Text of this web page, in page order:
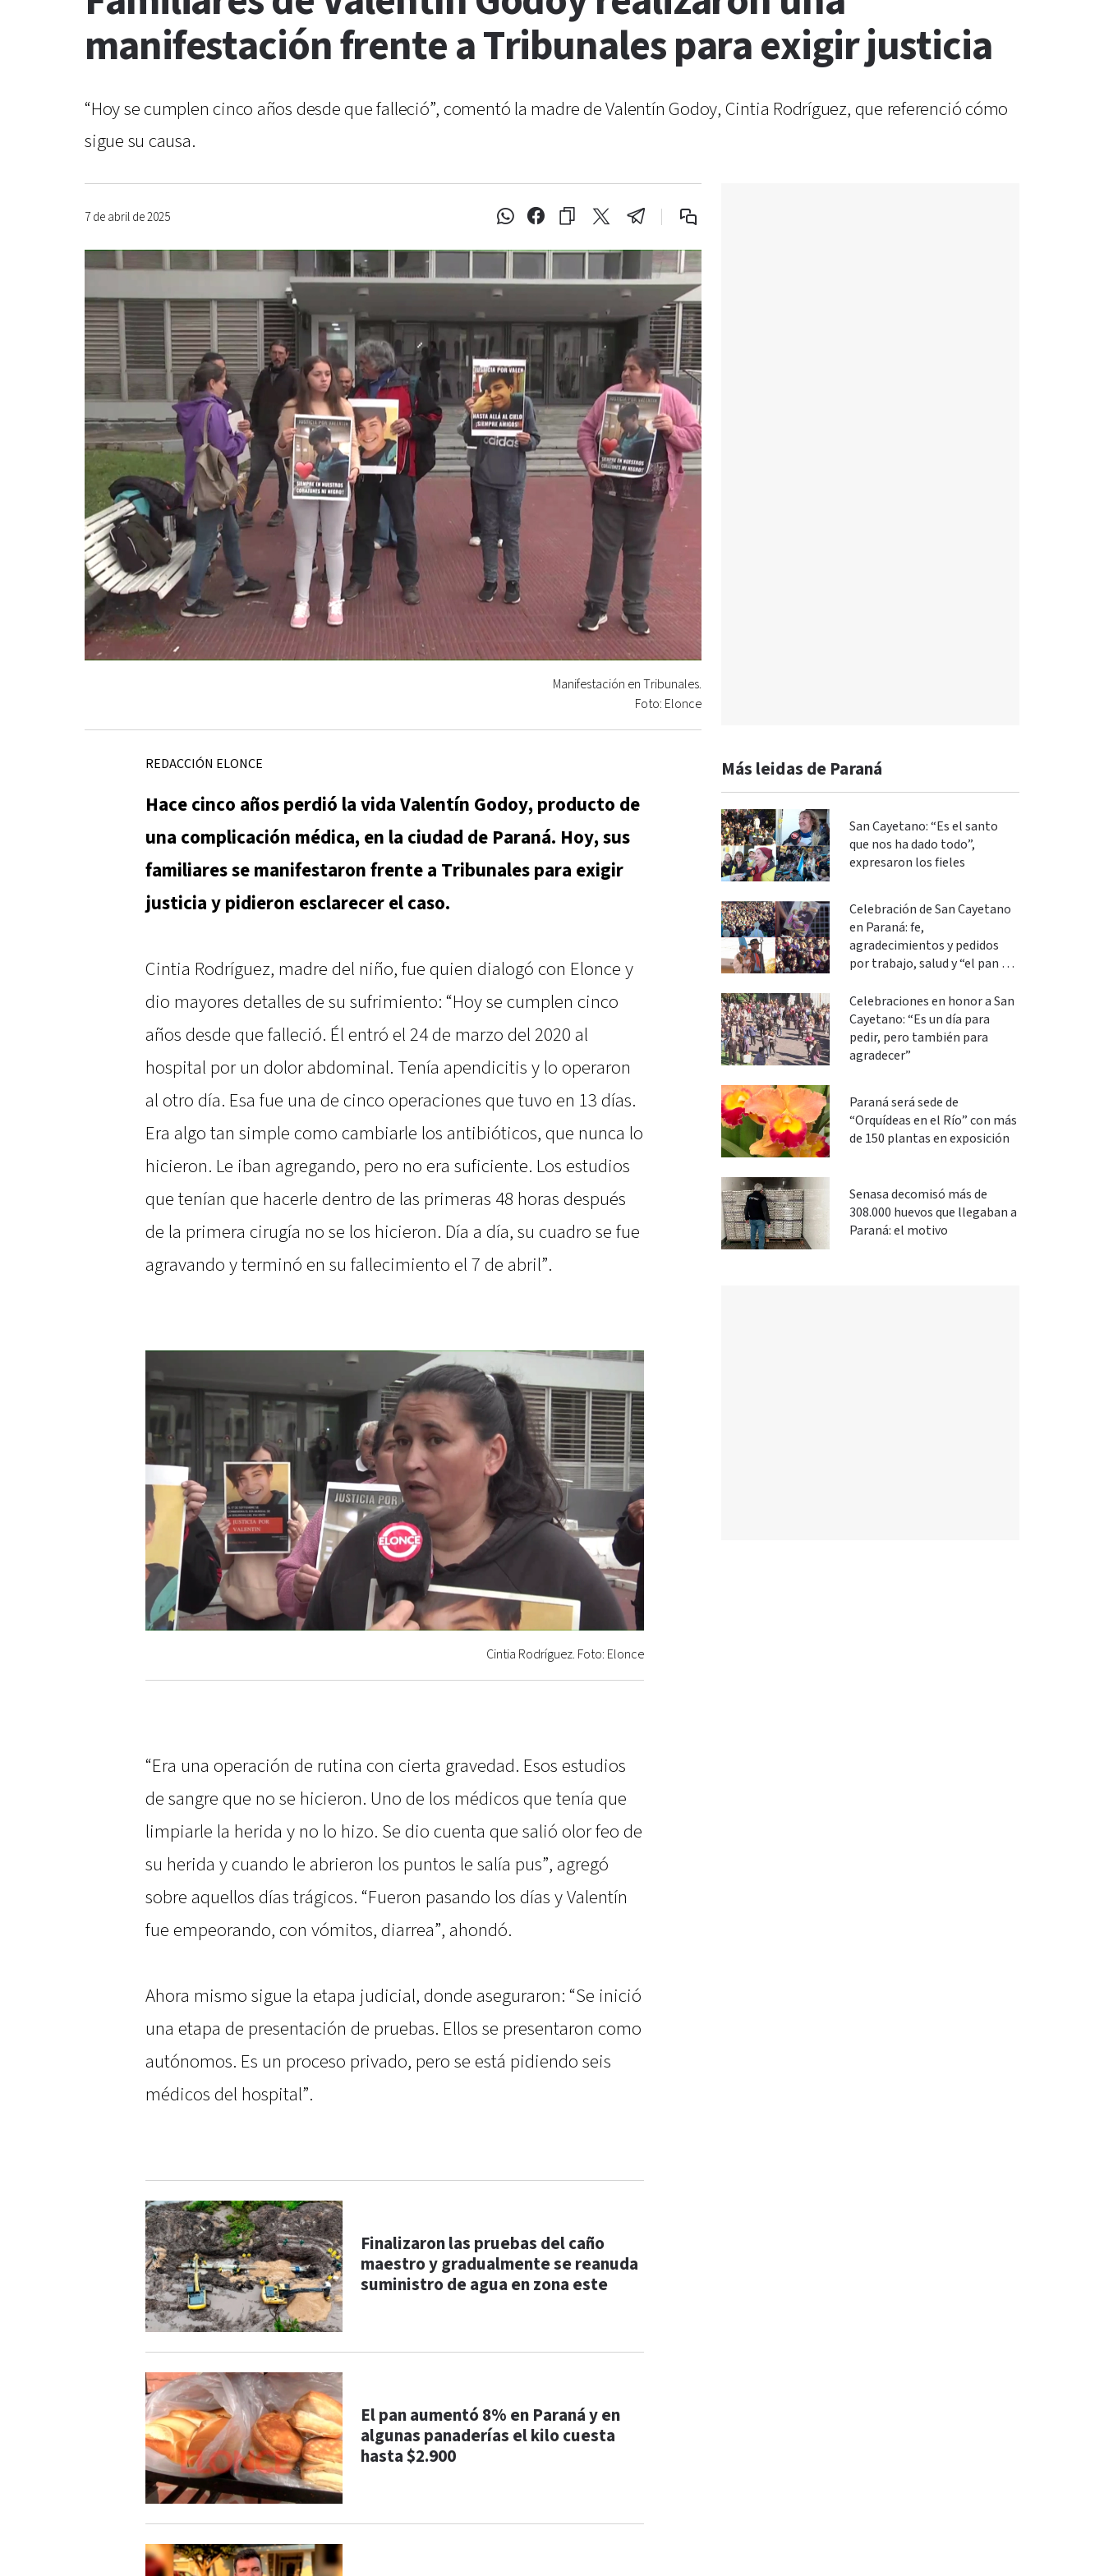
manifestación frente a Tribunales para exigir justicia
“Hoy se cumplen cinco años desde que falleció”, comentó la madre de Valentín Godoy, Cintia Rodríguez, que referenció cómo
sigue su causa.
7 de abril de 2025
Manifestación en Tribunales.
Foto: Elonce
REDACCIÓN ELONCE
Hace cinco años perdió la vida Valentín Godoy, producto de
una complicación médica, en la ciudad de Paraná. Hoy, sus
familiares se manifestaron frente a Tribunales para exigir
justicia y pidieron esclarecer el caso.
Cintia Rodríguez, madre del niño, fue quien dialogó con Elonce y
dio mayores detalles de su sufrimiento: “Hoy se cumplen cinco
años desde que falleció. Él entró el 24 de marzo del 2020 al
hospital por un dolor abdominal. Tenía apendicitis y lo operaron
al otro día. Esa fue una de cinco operaciones que tuvo en 13 días.
Era algo tan simple como cambiarle los antibióticos, que nunca lo
hicieron. Le iban agregando, pero no era suficiente. Los estudios
que tenían que hacerle dentro de las primeras 48 horas después
de la primera cirugía no se los hicieron. Día a día, su cuadro se fue
agravando y terminó en su fallecimiento el 7 de abril”.
Cintia Rodríguez. Foto: Elonce
“Era una operación de rutina con cierta gravedad. Esos estudios
de sangre que no se hicieron. Uno de los médicos que tenía que
limpiarle la herida y no lo hizo. Se dio cuenta que salió olor feo de
su herida y cuando le abrieron los puntos le salía pus”, agregó
sobre aquellos días trágicos. “Fueron pasando los días y Valentín
fue empeorando, con vómitos, diarrea”, ahondó.
Ahora mismo sigue la etapa judicial, donde aseguraron: “Se inició
una etapa de presentación de pruebas. Ellos se presentaron como
autónomos. Es un proceso privado, pero se está pidiendo seis
médicos del hospital”.
Finalizaron las pruebas del caño
maestro y gradualmente se reanuda
suministro de agua en zona este
El pan aumentó 8% en Paraná y en
algunas panaderías el kilo cuesta
hasta $2.900
Más leidas de Paraná
San Cayetano: “Es el santo
que nos ha dado todo”,
expresaron los fieles
Celebración de San Cayetano
en Paraná: fe,
agradecimientos y pedidos
por trabajo, salud y “el pan de
Celebraciones en honor a San
Cayetano: “Es un día para
pedir, pero también para
agradecer”
Paraná será sede de
“Orquídeas en el Río” con más
de 150 plantas en exposición
Senasa decomisó más de
308.000 huevos que llegaban a
Paraná: el motivo